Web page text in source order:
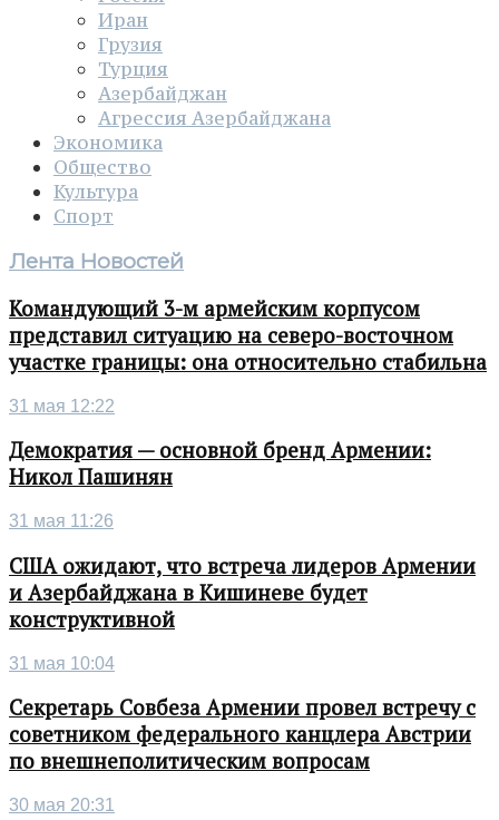
Иран
Грузия
Турция
Азербайджан
Агрессия Азербайджана
Экономика
Общество
Культура
Спорт
Лента Новостей
Командующий 3-м армейским корпусом
представил ситуацию на северо-восточном
участке границы: она относительно стабильна
31 мая 12:22
Демократия — основной бренд Армении:
Никол Пашинян
31 мая 11:26
США ожидают, что встреча лидеров Армении
и Азербайджана в Кишиневе будет
конструктивной
31 мая 10:04
Секретарь Совбеза Армении провел встречу с
советником федерального канцлера Австрии
по внешнеполитическим вопросам
30 мая 20:31